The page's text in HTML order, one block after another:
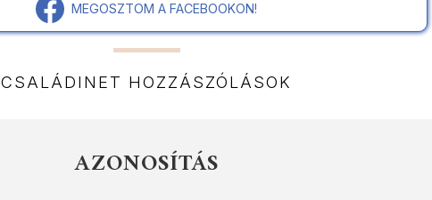
MEGOSZTOM A FACEBOOKON!
CSALÁDINET HOZZÁSZÓLÁSOK
AZONOSÍTÁS